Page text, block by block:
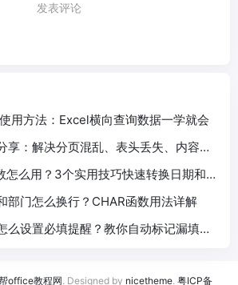
发表评论
用方法：Excel横向查询数据一学就会
享：解决分页混乱、表头丢失、内容截
怎么用？3个实用技巧快速转换日期和数
部门怎么换行？CHAR函数用法详解
么设置必填提醒？教你自动标记漏填数
office教程网. Designed by nicetheme. 粤ICP备